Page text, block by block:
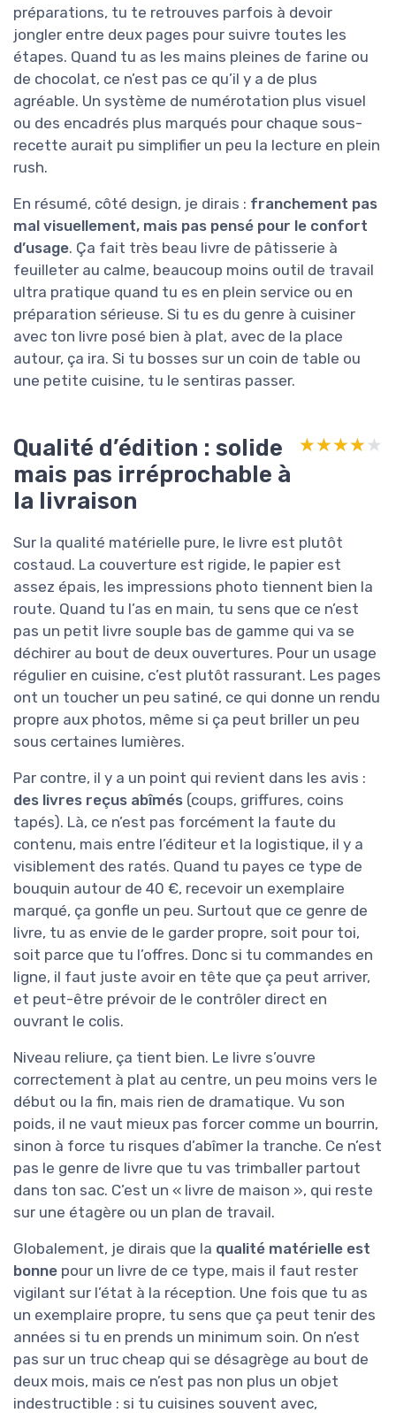
préparations, tu te retrouves parfois à devoir
jongler entre deux pages pour suivre toutes les
étapes. Quand tu as les mains pleines de farine ou
de chocolat, ce n’est pas ce qu’il y a de plus
agréable. Un système de numérotation plus visuel
ou des encadrés plus marqués pour chaque sous-
recette aurait pu simplifier un peu la lecture en plein
rush.
En résumé, côté design, je dirais : franchement pas
mal visuellement, mais pas pensé pour le confort
d’usage. Ça fait très beau livre de pâtisserie à
feuilleter au calme, beaucoup moins outil de travail
ultra pratique quand tu es en plein service ou en
préparation sérieuse. Si tu es du genre à cuisiner
avec ton livre posé bien à plat, avec de la place
autour, ça ira. Si tu bosses sur un coin de table ou
une petite cuisine, tu le sentiras passer.
Qualité d’édition : solide
mais pas irréprochable à
la livraison
★★★★★
★★★★★
Sur la qualité matérielle pure, le livre est plutôt
costaud. La couverture est rigide, le papier est
assez épais, les impressions photo tiennent bien la
route. Quand tu l’as en main, tu sens que ce n’est
pas un petit livre souple bas de gamme qui va se
déchirer au bout de deux ouvertures. Pour un usage
régulier en cuisine, c’est plutôt rassurant. Les pages
ont un toucher un peu satiné, ce qui donne un rendu
propre aux photos, même si ça peut briller un peu
sous certaines lumières.
Par contre, il y a un point qui revient dans les avis :
des livres reçus abîmés (coups, griffures, coins
tapés). Là, ce n’est pas forcément la faute du
contenu, mais entre l’éditeur et la logistique, il y a
visiblement des ratés. Quand tu payes ce type de
bouquin autour de 40 €, recevoir un exemplaire
marqué, ça gonfle un peu. Surtout que ce genre de
livre, tu as envie de le garder propre, soit pour toi,
soit parce que tu l’offres. Donc si tu commandes en
ligne, il faut juste avoir en tête que ça peut arriver,
et peut-être prévoir de le contrôler direct en
ouvrant le colis.
Niveau reliure, ça tient bien. Le livre s’ouvre
correctement à plat au centre, un peu moins vers le
début ou la fin, mais rien de dramatique. Vu son
poids, il ne vaut mieux pas forcer comme un bourrin,
sinon à force tu risques d’abîmer la tranche. Ce n’est
pas le genre de livre que tu vas trimballer partout
dans ton sac. C’est un « livre de maison », qui reste
sur une étagère ou un plan de travail.
Globalement, je dirais que la qualité matérielle est
bonne pour un livre de ce type, mais il faut rester
vigilant sur l’état à la réception. Une fois que tu as
un exemplaire propre, tu sens que ça peut tenir des
années si tu en prends un minimum soin. On n’est
pas sur un truc cheap qui se désagrège au bout de
deux mois, mais ce n’est pas non plus un objet
indestructible : si tu cuisines souvent avec,